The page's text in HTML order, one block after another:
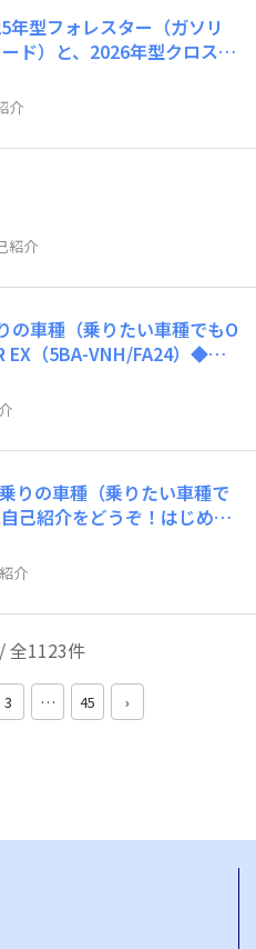
型フォレスター（ガソリ
ド）と、2026年型クロスト
グレード）の2台を
は妻の愛車で、クロストレ
も、気がつけば40年近くに
るのだからと、これまでは
きました。そんな私がスバ
トしてきた地元フィラデル
。スバルはこの祭りの筆頭
10年乗った妻のメルセデ
時期を迎え、試しにフォレ
その乗り味の上質さに、そ
凌ぐものを感じ、乗り替え
ンツからスバルにダウング
て聞かれますが、私の答え
るほどです。妻のフォレス
のガソリンモデルです。同
が異なるのは興味深いです
Blue Pearl」。真珠のよう
思わせる、美しいブルーで
されていないと聞き、ます
では、そのフォレスターの
。（米国ペンシルベニア州
は装着しません。）フィラ
『松風荘』の前で撮影した
うことを考え、選んだのは
的な違いはないようです。
たします。純正のマッドフ
介
紹介
車種（乗りたい車種でもO
EX（5BA-VNH/FA24）◆ご
ォーグSTIスポーツR EX
乗りです。中古での購入
もご覧ください。https://mi
car/3839431/profil
の車種（乗りたい車種で
己紹介をどうぞ！はじめま
Editionに乗っています。納
しくお願いします。
介
全1123件
3 … 45 ›